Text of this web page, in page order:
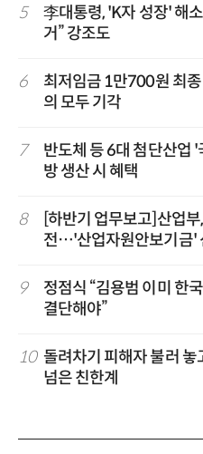
5
李대통령, 'K자 성장' 해
거” 강조도
6
최저임금 1만700원 최
의 모두 기각
7
반도체 등 6대 첨단산업
방 생산 시 혜택
8
[하반기 업무보고]산업
전…'산업자원안보기금'
9
정점식 “김용범 이미 한
결단해야”
10 돌려차기 피해자 불러
넘은 친한계